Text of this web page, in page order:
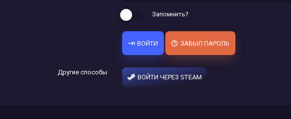
Запомнить?
ВОЙТИ ЗАБЫЛ ПАРОЛЬ
Другие способы
ВОЙТИ ЧЕРЕЗ STEAM